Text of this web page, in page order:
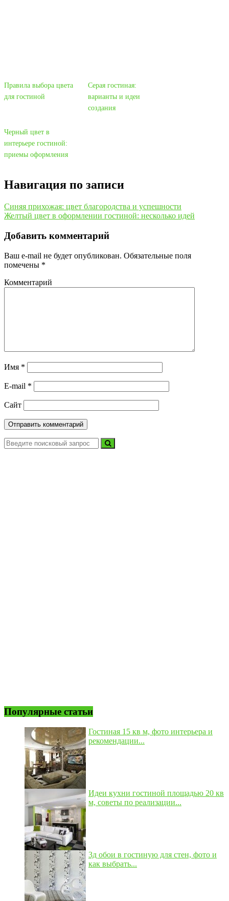
Правила выбора цвета
для гостиной
Серая гостиная:
варианты и идеи
создания
Черный цвет в
интерьере гостиной:
приемы оформления
Навигация по записи
Синяя прихожая: цвет благородства и успешности
Желтый цвет в оформлении гостиной: несколько идей
Добавить комментарий
Ваш e-mail не будет опубликован. Обязательные поля
помечены *
Комментарий
Имя *
E-mail *
Сайт
Популярные статьи
Гостиная 15 кв м, фото интерьера и
рекомендации...
Идеи кухни гостиной площадью 20 кв
м, советы по реализации...
3д обои в гостиную для стен, фото и
как выбрать...